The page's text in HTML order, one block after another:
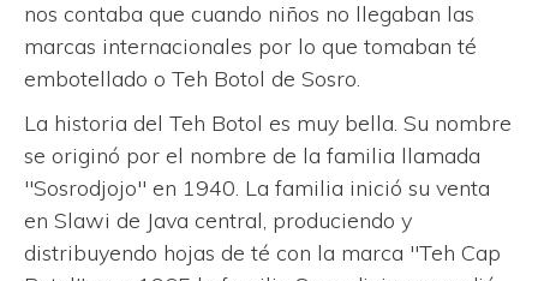
nos contaba que cuando niños no llegaban las
marcas internacionales por lo que tomaban té
embotellado o Teh Botol de Sosro.
La historia del Teh Botol es muy bella. Su nombre
se originó por el nombre de la familia llamada
"Sosrodjojo" en 1940. La familia inició su venta
en Slawi de Java central, produciendo y
distribuyendo hojas de té con la marca "Teh Cap